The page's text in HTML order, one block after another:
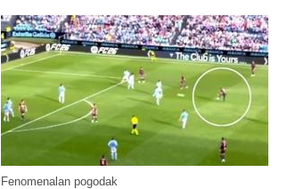
Fenomenalan pogodak